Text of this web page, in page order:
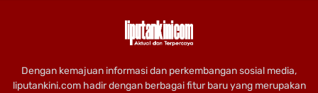
Dengan kemajuan informasi dan perkembangan sosial media,
liputankini.com hadir dengan berbagai fitur baru yang merupakan